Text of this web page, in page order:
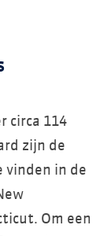
circa 114
zijn de
vinden in de
Om een